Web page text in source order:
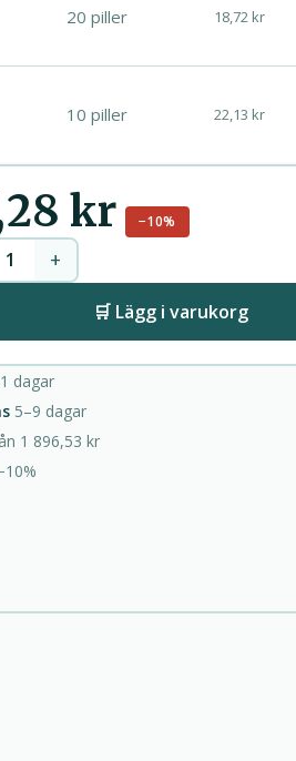
20 piller 18,72 kr
10 piller 22,13 kr
kr −10%
+
🛒 Lägg i varukorg
dagar
5–9 dagar
1 896,53 kr